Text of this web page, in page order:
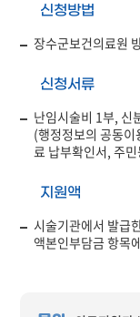
신청방법
장수군보건의료원
신청서류
난임시술비 1부, 신
(행정정보의 공동이
료 납부확인서, 주
지원액
시술기관에서 발급
액본인부담금 항목